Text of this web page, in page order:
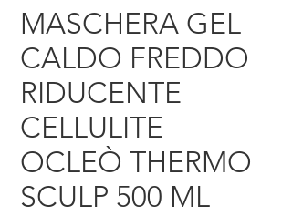
MASCHERA GEL
CALDO FREDDO
RIDUCENTE
CELLULITE
OCLEÒ THERMO
SCULP 500 ML